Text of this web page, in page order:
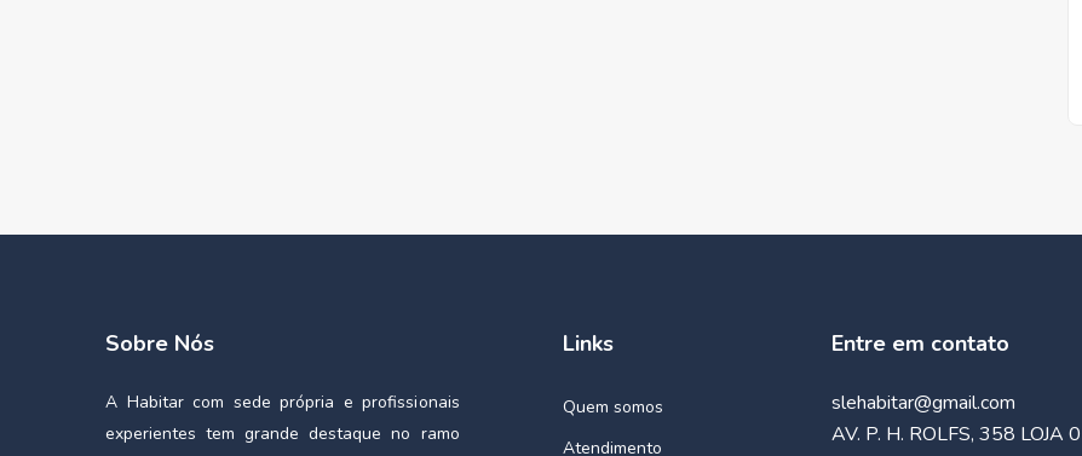
Sobre Nós
A Habitar com sede própria e profissionais
experientes tem grande destaque no ramo
Links
Quem somos
Atendimento
Entre em contato
slehabitar@gmail.com
AV. P. H. ROLFS, 358 LOJA